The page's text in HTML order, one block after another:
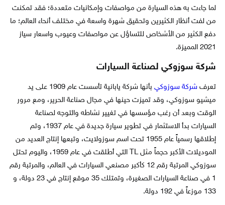
لما جاءت به هذه السيارة من مواصفات وإمكانيات متعددة؛ فقد تمكنت
من لفت أنظار الكثيرين وتحقيق شهرة واسعة في مختلف أنحاء العالم؛ ما
دفع الكثير من الأشخاص للتساؤل عن مواصفات وعيوب واسعار سياز
2021 المميزة.
شركة سوزوكي لصناعة السيارات
تعرف شركة سوزوكي
بأنها شركة يابانية تأسست عام 1909 على يد
ميشيو سوزوكي، وقد تميزت حينها في مجال صناعة الحرير، ومع مرور
الوقت وبعد أن رغب مؤسسها في تغيير نشاطه والتوجه لصناعة
السيارات بدأ الاستثمار في تطوير سيارة جديدة في عام 1937، وتم
إطلاقها رسمياً عام 1955 تحت اسم سوزولايت، وتبعها إنتاج العديد من
الموديلات الأكبر حجماً مثل TL التي أطلقت في عام 1959، واليوم تحتل
سوزوكي المرتبة رقم 12 كأكبر مصنعي السيارات في العالم، والمرتبة رقم
1 في صناعة السيارات الصغيرة، وتمتلك 35 موقع إنتاج في 23 دولة، و
133 موزعاً في 192 دولة.